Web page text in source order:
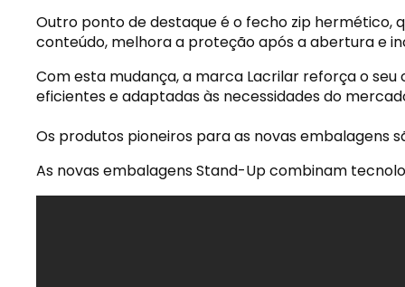
Outro ponto de destaque é o fecho zip hermético,
conteúdo, melhora a proteção após a abertura e
Com esta mudança, a marca Lacrilar reforça o
eficientes e adaptadas às necessidades do
Os produtos pioneiros para as novas embalagens
As novas embalagens Stand-Up combinam